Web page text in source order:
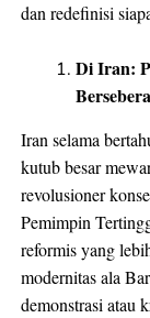
dan redefinisi
Di Iran:
Iran selama
kutub besar
revolusioner
Pemimpin
reformis yang
modernitas ala
demonstrasi atau